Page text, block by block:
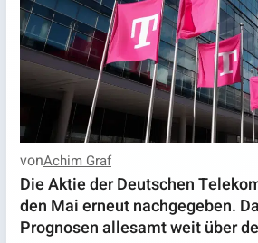
vonAchim Graf
Die Aktie der Deutschen
den Mai erneut nachgegeben.
Prognosen allesamt weit über